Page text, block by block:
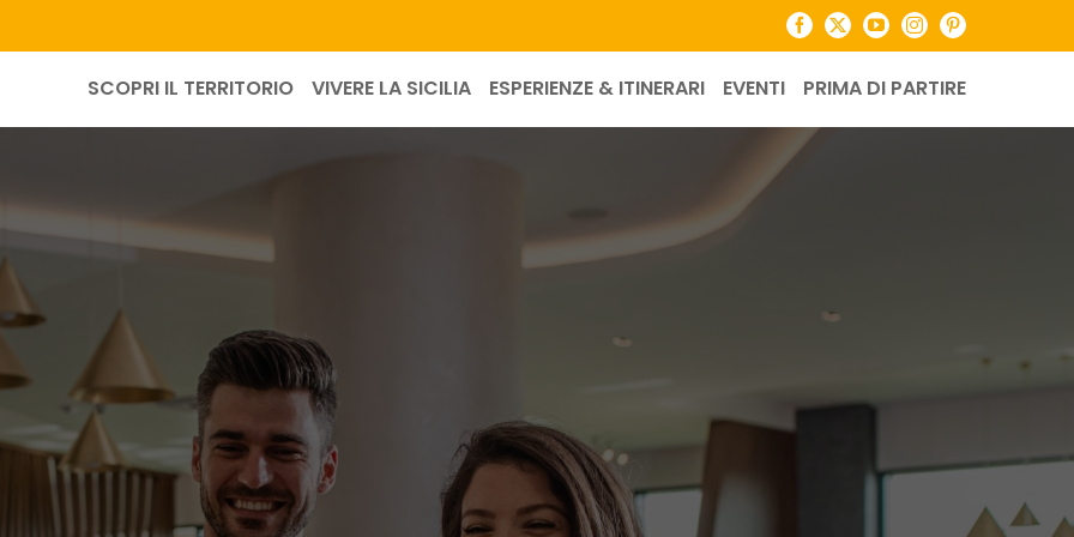
Facebook
X YouTubeInstagramPinterest
SCOPRI IL TERRITORIO VIVERE LA SICILIA ESPERIENZE & ITINERARI EVENTI PRIMA DI PARTIRE